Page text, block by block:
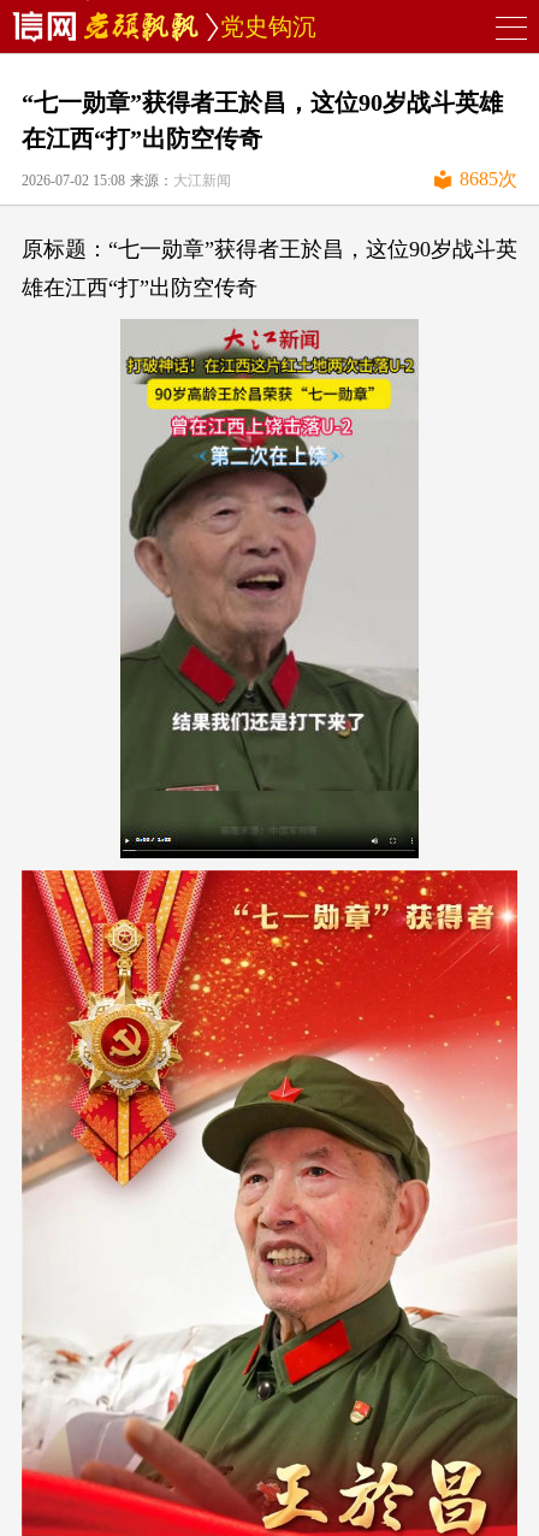
党史钩沉
“七一勋章”获得者王於昌，这位90岁战斗英雄
在江西“打”出防空传奇
2026-07-02 15:08 来源： 大江新闻 8685次
原标题：“七一勋章”获得者王於昌，这位90岁战斗英
雄在江西“打”出防空传奇